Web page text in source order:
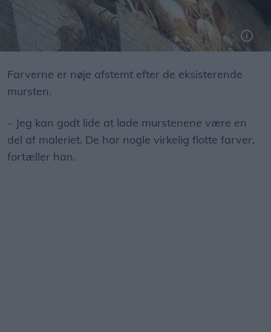
Farverne er nøje afstemt efter de eksisterende
mursten.
– Jeg kan godt lide at lade murstenene være en
del af maleriet. De har nogle virkelig flotte farver,
fortæller han.